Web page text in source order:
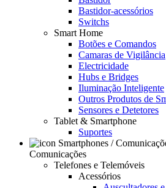
Bastidor-acessórios
Switchs
Smart Home
Botões e Comandos
Camaras de Vigilância
Electricidade
Hubs e Bridges
Iluminação Inteligente
Outros Produtos de
Sensores e Detetores
Tablet & Smartphone
Suportes
Comunicações
Telefones e Telemóveis
Acessórios